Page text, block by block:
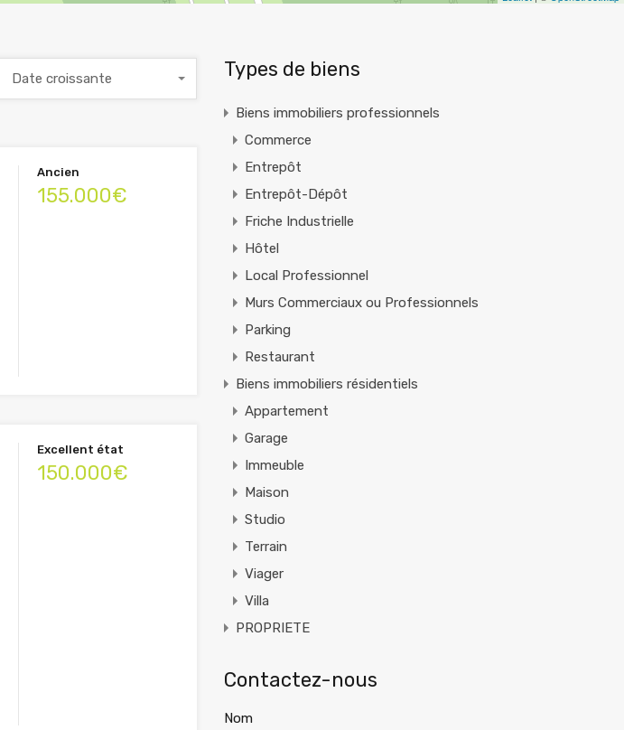
Date croissante
Ancien
155.000€
Excellent état
150.000€
Types de biens
Biens immobiliers professionnels
Commerce
Entrepôt
Entrepôt-Dépôt
Friche Industrielle
Hôtel
Local Professionnel
Murs Commerciaux ou Professionnels
Parking
Restaurant
Biens immobiliers résidentiels
Appartement
Garage
Immeuble
Maison
Studio
Terrain
Viager
Villa
PROPRIETE
Contactez-nous
Nom